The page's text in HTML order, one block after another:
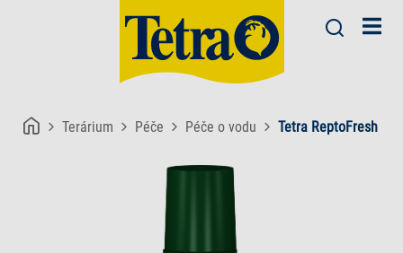
Terárium Péče Péče o vodu Tetra ReptoFresh